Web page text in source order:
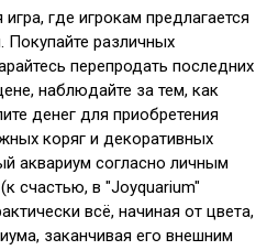
где игрокам предлагается
Покупайте различных
перепродать последних
наблюдайте за тем, как
денег для приобретения
коряг и декоративных
аквариум согласно личным
счастью, в "Joyquarium"
всё, начиная от цвета,
заканчивая его внешним